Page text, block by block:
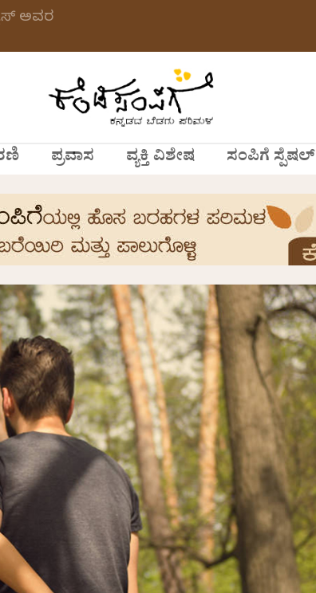
ಅವರ
ಪ್ರವಾಸ ವ್ಯಕ್ತಿ ವಿಶೇಷ ಸಂಪಿಗೆ ಸ್ಪೆಷಲ್